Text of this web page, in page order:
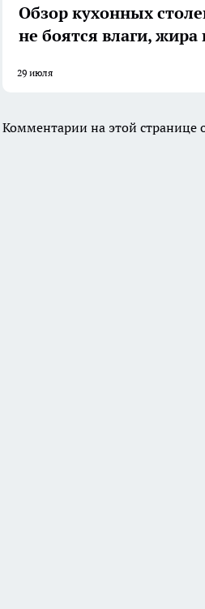
Обзор кухонных
не боятся влаги, жира
29 июля
Комментарии на этой странице